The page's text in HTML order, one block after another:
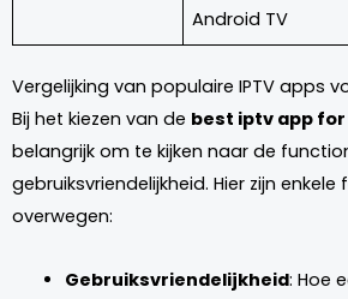
Android TV
Vergelijking van populaire IPTV apps
Bij het kiezen van de best iptv app
belangrijk om te kijken naar de
gebruiksvriendelijkheid. Hier zijn
overwegen:
Gebruiksvriendelijkheid: Hoe